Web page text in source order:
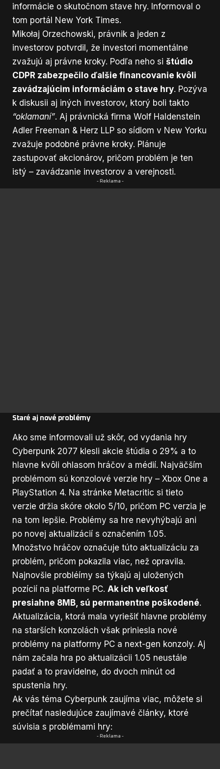
informácie o skutočnom stave hry. Informoval o
tom portál New York Times.
Mikołaj Orzechowski, právnik a jeden z
investorov potvrdil, že investori momentálne
zvažujú aj právne kroky. Podľa neho si štúdio
CDPR zabezpečilo ďalšie financovanie kvôli
zavádzajúcim informáciám o stave hry. Pozýva
k diskusii aj iných investorov, ktorý boli takto
“oklamaní”. Aj právnická firma Wolf Haldenstein
Adler Freeman & Herz LLP so sídlom v New Yorku
zvažuje podobné právne kroky. Plánuje
zastupovať akcionárov, pričom problém je ten
istý – zavádzanie investorov a verejnosti.
- Reklama -
Staré aj nové problémy
Ako sme informovali už skôr, od vydania hry
Cyberpunk 2077 klesli akcie štúdia o 29% a to
hlavne kvôli ohlasom hráčov a médií. Najväčším
problémom sú konzolové verzie hry – Xbox One a
PlayStation 4. Na stránke Metacritic si tieto
verzie držia skóre okolo 5/10, pričom PC verzia je
na tom lepšie. Problémy sa hre nevyhýbajú ani
po novej aktualizácií s označením 1.05.
Množstvo hráčov označuje túto aktualizáciu za
problém, pričom pokazila viac, než opravila.
Najnovšie probléímy sa týkajú aj uložených
pozícií na platforme PC. Ak ich veľkosť
presiahne 8MB, sú permanentne poškodené.
Aktualizácia, ktorá mala vyriešiť hlavne problémy
na starších konzolách však priniesla nové
problémy na platformy PC a next-gen konzoly. Aj
nám začala hra po aktualizácii 1.05 neustále
padať a to pravidelne, do dvoch minút od
spustenia hry.
Ak vás téma Cyberpunk zaujíma viac, môžete si
prečítať nasledujúce zaujímavé články, ktoré
súvisia s problémami hry:
- Reklama -